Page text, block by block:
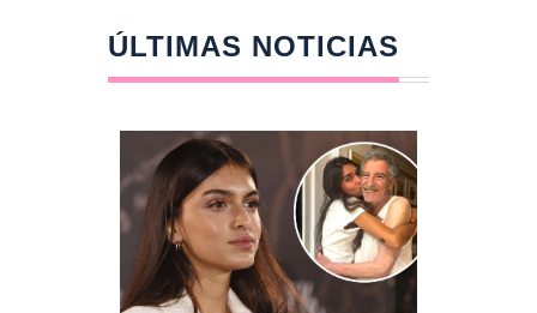
ÚLTIMAS NOTICIAS